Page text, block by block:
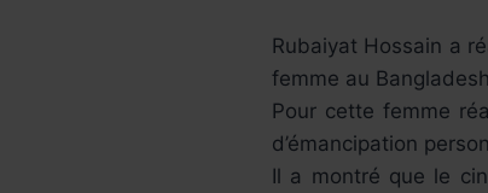
Rubaiyat Hossain a
femme au
Pour cette femme
d’émancipation
Il a montré que le